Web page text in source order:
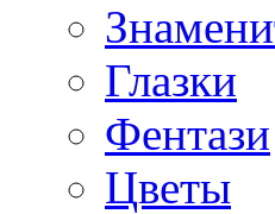
Глазки
Фентази
Цветы